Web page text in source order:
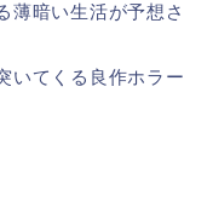
薄暗い生活が予想さ
いてくる良作ホラー